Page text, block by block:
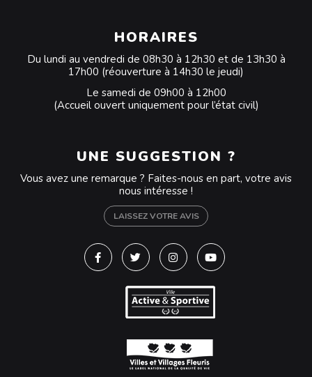
HORAIRES
Du lundi au vendredi de 08h30 à 12h30 et de 13h30 à
17h00 (réouverture à 14h30 le jeudi)
Le samedi de 09h00 à 12h00
(Accueil ouvert uniquement pour l’état civil)
UNE SUGGESTION ?
Vous avez une remarque ? Faites-nous en part, votre avis
nous intéresse !
LAISSEZ VOTRE AVIS
Lien vers le compte Facebook
Lien vers le compte Twitter
Lien vers le compte
Lien vers la chaîne